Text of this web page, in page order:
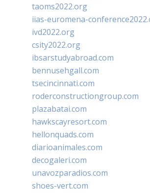
taoms2022.org
iias-euromena-
ivd2022.org
csity2022.org
ibsarstudyabroad.com
bennusehgall.com
tsecincinnati.com
roderconstructiongroup.com
plazabatai.com
hawkscayresort.com
hellonquads.com
diarioanimales.com
decogaleri.com
unavozparadios.com
shoes-vert.com